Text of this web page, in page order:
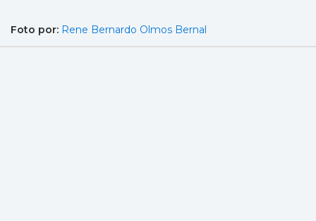
Foto por: Rene Bernardo Olmos Bernal